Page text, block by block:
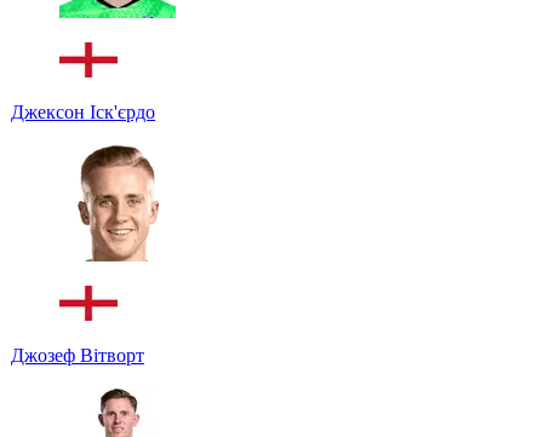
Джексон Іск'єрдо
Джозеф Вітворт